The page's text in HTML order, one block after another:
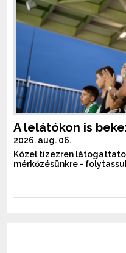
A lelátókon is
2026. aug. 06.
Közel tízezren
mérkőzésünkre -